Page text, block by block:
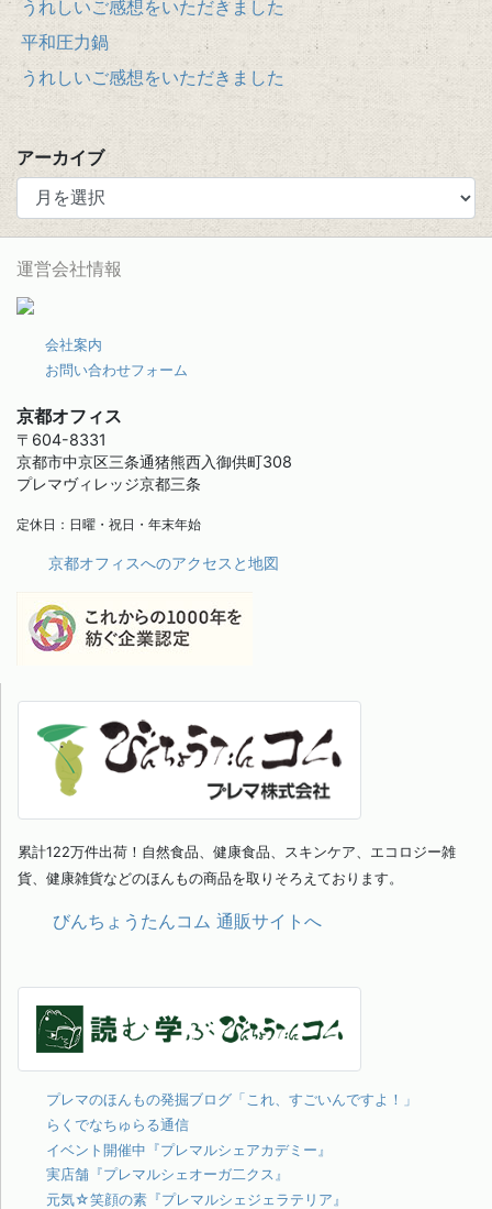
うれしいご感想をいただきました
平和圧力鍋
うれしいご感想をいただきました
アーカイブ
運営会社情報
会社案内
お問い合わせフォーム
京都オフィス
〒604-8331
京都市中京区三条通猪熊西入御供町308
プレマヴィレッジ京都三条
定休日：日曜・祝日・年末年始
京都オフィスへのアクセスと地図
累計122万件出荷！自然食品、健康食品、スキンケア、エコロジー雑
貨、健康雑貨などのほんもの商品を取りそろえております。
びんちょうたんコム 通販サイトへ
プレマのほんもの発掘ブログ「これ、すごいんですよ！」
らくでなちゅらる通信
イベント開催中『プレマルシェアカデミー』
実店舗『プレマルシェオーガ二クス』
元気☆笑顔の素『プレマルシェジェラテリア』